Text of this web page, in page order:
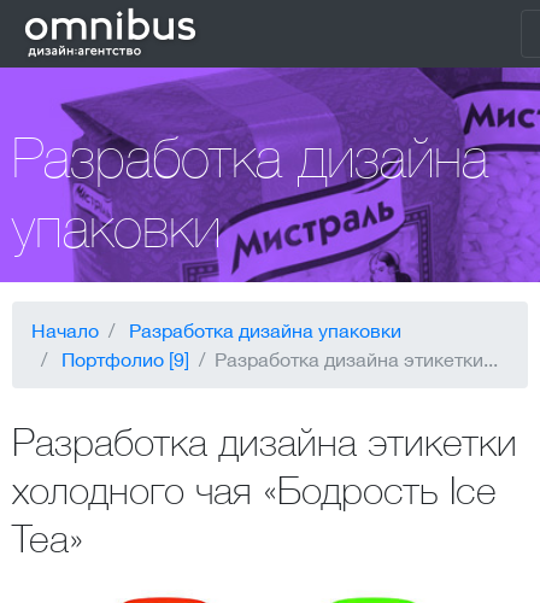
Разработка дизайна
упаковки
Начало
Разработка дизайна упаковки
Портфолио [9]
Разработка дизайна этикетки...
Разработка дизайна этикетки
холодного чая «Бодрость Ice
Tea»